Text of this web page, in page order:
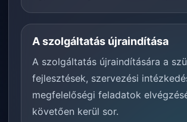
A szolgáltatás újraindítása
A szolgáltatás újraindítására a
fejlesztések, szervezési
megfelelőségi feladatok
követően kerül sor.